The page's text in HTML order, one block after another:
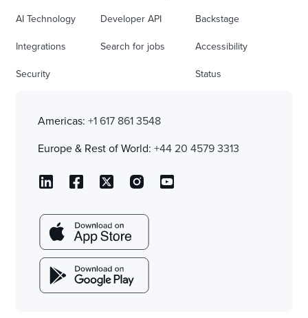
AI Technology
Integrations
Security
Developer API
Search for jobs
Backstage
Accessibility
Status
Americas: +1 617 861 3548
Europe & Rest of World: +44 20 4579 3313